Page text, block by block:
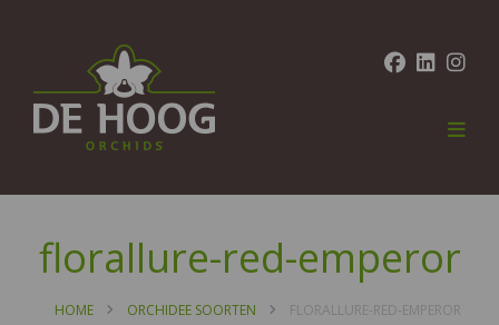
florallure-red-emperor
HOME ORCHIDEE SOORTEN FLORALLURE-RED-EMPEROR